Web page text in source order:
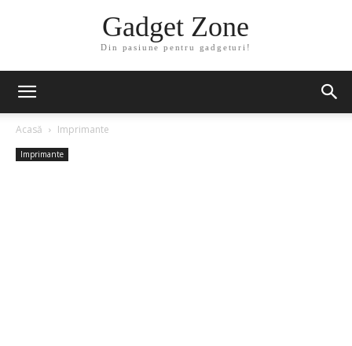
Gadget Zone
Din pasiune pentru gadgeturi!
Acasă Imprimante
Imprimante